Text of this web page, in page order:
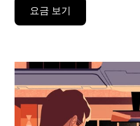
작
면
아
요금 보기